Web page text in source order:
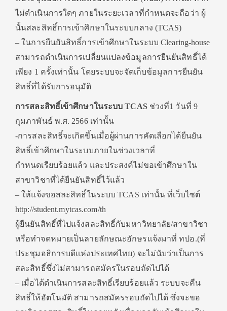
ไม่ดำเนินการใดๆ ภายในระยะเวลาที่กำหนดจะถือว่า ผู้
นั้นสละสิทธิ์การเข้าศึกษาในระบบกลาง (TCAS)
– ในการยืนยันสิทธิ์การเข้าศึกษาในระบบ Clearing-house
สามารถดำเนินการเปลี่ยนแปลงข้อมูลการยืนยันสิทธิ์ได้
เพียง 1 ครั้งเท่านั้น โดยระบบจะจัดเก็บข้อมูลการยืนยัน
สิทธิ์ที่ได้รับการอนุมัติ
การสละสิทธิ์เข้าศึกษาในระบบ TCASช่วงที่1 วันที่ 9
กุมภาพันธ์ พ.ศ. 2566 เท่านั้น
-การสละสิทธิ์จะเกิดขึ้นเมื่อผู้ผ่านการคัดเลือกได้ยืนยัน
สิทธิ์เข้าศึกษาในระบบภายในช่วงเวลาที่
กำหนดเรียบร้อยแล้ว และประสงค์ไม่ขอเข้าศึกษาใน
สาขาวิชาที่ได้ยืนยันสิทธิ์ไว้แล้ว
– ให้แจ้งขอสละสิทธิ์ในระบบ TCAS เท่านั้น ที่เว็บไซต์
http://student.mytcas.com/th
ผู้ยืนยันสิทธิ์ที่ไปแจ้งสละสิทธิ์กับมหาวิทยาลัย/สาขาวิชา
หรือทำจดหมายเป็นลายลักษณะอักษรแจ้งมาที่ ทปอ.(ที่
ประชุมอธิการบดีแห่งประเทศไทย) จะไม่นับว่าเป็นการ
สละสิทธิ์ซึ่งไม่สามารถสมัครในรอบถัดไปได้
– เมื่อได้ดำเนินการสละสิทธิ์เรียบร้อยแล้ว ระบบจะคืน
สิทธิ์ให้อัตโนมัติ สามารถสมัครรอบถัดไปได้ ซึ่งจะขอ